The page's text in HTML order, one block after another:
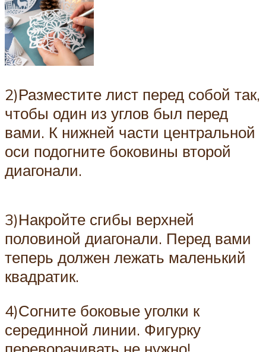
2)Разместите лист перед собой так,
чтобы один из углов был перед
вами. К нижней части центральной
оси подогните боковины второй
диагонали.
3)Накройте сгибы верхней
половиной диагонали. Перед вами
теперь должен лежать маленький
квадратик.
4)Согните боковые уголки к
серединной линии. Фигурку